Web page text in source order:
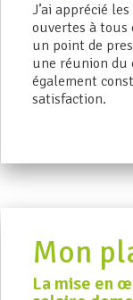
J’ai apprécié
ouvertes à
un point de
une réunion du
également
satisfaction.
Mon
La mise en